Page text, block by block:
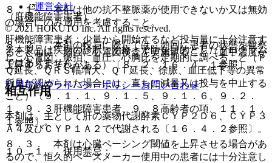
（肝機能障害患者）
肝機能障害患者：少量から開始するなど投与量に十分注意す
るとともに、頻回に心電図検査を実施すること（血中濃度が
上昇するおそれがある）〔８．２、１６．４．１参照〕。
相互作用
本剤は、主として肝の薬物代謝酵素ＣＹＰ２Ｄ６、ＣＹＰ３
Ａ４及びＣＹＰ１Ａ２で代謝される〔１６．４．２参照〕。
１０．１． 併用禁忌：
８．１． 本剤は他の抗不整脈薬が使用できないか又は無効
の場合にのみ適用を考慮すること。
８．２． 本剤の投与に際しては、頻回に患者の状態を観察
し、心電図、脈拍、血圧、心胸比を定期的に調べること（Ｐ
Ｑ延長、ＱＲＳ幅増大、ＱＴ延長、徐脈、血圧低下等の異常
所見が認められた場合には、直ちに減量又は投与を中止する
こと）〔９．１．１、９．１．５、９．１．６、９．２．
１、９．３肝機能障害患者、９．８高齢者の項、１１．１．
１参照〕。
８．３． 本剤は心臓ペーシング閾値を上昇させる場合があ
るので、恒久的ペースメーカー使用中の患者には十分注意し
運営会社
© 2021 HOKUTO Inc. All rights reserved.
※本製品は疾病の診断・治療・予防を目的としたプログラム
ではありません。
利用規約プライバシーポリシーお問い合わせ